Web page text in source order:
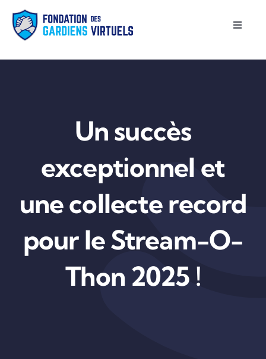
Passer
contenu
Toggle
Projets supportés
Contact
English
Un succès
exceptionnel et
une collecte record
pour le Stream-O-
Thon 2025 !